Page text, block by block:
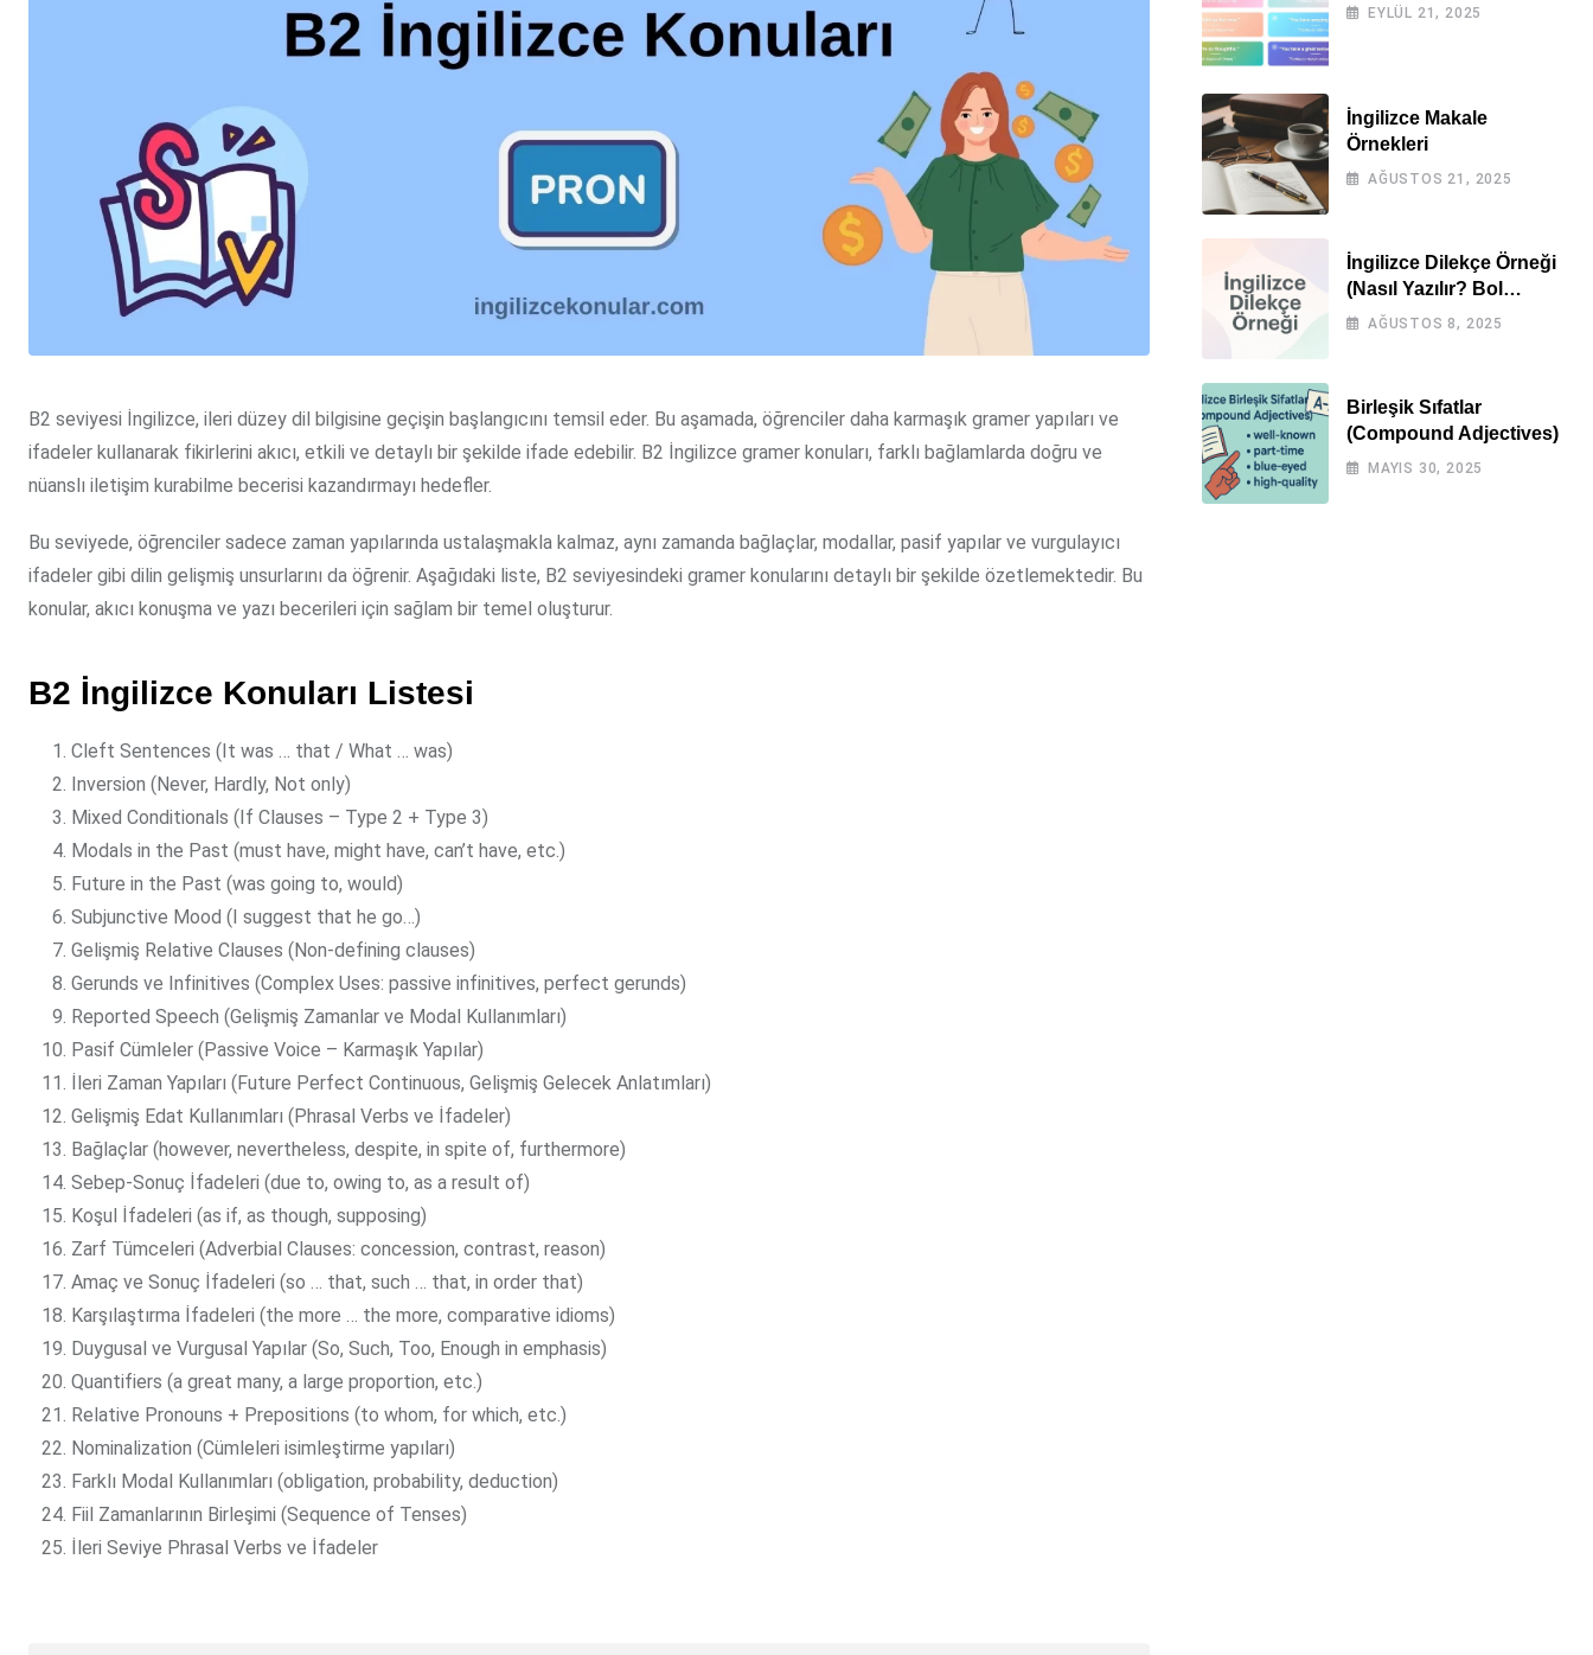
B2 seviyesi İngilizce, ileri düzey dil bilgisine geçişin başlangıcını temsil eder. Bu aşamada, öğrenciler daha karmaşık gramer yapıları ve
ifadeler kullanarak fikirlerini akıcı, etkili ve detaylı bir şekilde ifade edebilir. B2 İngilizce gramer konuları, farklı bağlamlarda doğru ve
nüanslı iletişim kurabilme becerisi kazandırmayı hedefler.
Bu seviyede, öğrenciler sadece zaman yapılarında ustalaşmakla kalmaz, aynı zamanda bağlaçlar, modallar, pasif yapılar ve vurgulayıcı
ifadeler gibi dilin gelişmiş unsurlarını da öğrenir. Aşağıdaki liste, B2 seviyesindeki gramer konularını detaylı bir şekilde özetlemektedir. Bu
konular, akıcı konuşma ve yazı becerileri için sağlam bir temel oluşturur.
B2 İngilizce Konuları Listesi
Cleft Sentences (It was … that / What … was)
Inversion (Never, Hardly, Not only)
Mixed Conditionals (If Clauses – Type 2 + Type 3)
Modals in the Past (must have, might have, can’t have, etc.)
Future in the Past (was going to, would)
Subjunctive Mood (I suggest that he go…)
Gelişmiş Relative Clauses (Non-defining clauses)
Gerunds ve Infinitives (Complex Uses: passive infinitives, perfect gerunds)
Reported Speech (Gelişmiş Zamanlar ve Modal Kullanımları)
Pasif Cümleler (Passive Voice – Karmaşık Yapılar)
İleri Zaman Yapıları (Future Perfect Continuous, Gelişmiş Gelecek Anlatımları)
Gelişmiş Edat Kullanımları (Phrasal Verbs ve İfadeler)
Bağlaçlar (however, nevertheless, despite, in spite of, furthermore)
Sebep-Sonuç İfadeleri (due to, owing to, as a result of)
Koşul İfadeleri (as if, as though, supposing)
Zarf Tümceleri (Adverbial Clauses: concession, contrast, reason)
Amaç ve Sonuç İfadeleri (so … that, such … that, in order that)
Karşılaştırma İfadeleri (the more … the more, comparative idioms)
Duygusal ve Vurgusal Yapılar (So, Such, Too, Enough in emphasis)
Quantifiers (a great many, a large proportion, etc.)
Relative Pronouns + Prepositions (to whom, for which, etc.)
Nominalization (Cümleleri isimleştirme yapıları)
Farklı Modal Kullanımları (obligation, probability, deduction)
Fiil Zamanlarının Birleşimi (Sequence of Tenses)
İleri Seviye Phrasal Verbs ve İfadeler
EYLÜL 21, 2025
İngilizce Makale
Örnekleri
AĞUSTOS 21, 2025
İngilizce Dilekçe Örneği
(Nasıl Yazılır? Bol
Örnekli)
AĞUSTOS 8, 2025
Birleşik Sıfatlar
(Compound Adjectives)
MAYIS 30, 2025